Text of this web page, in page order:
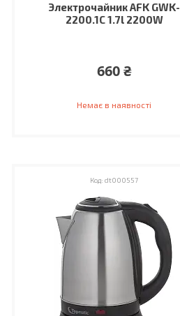
Электрочайник AFK GWK-
2200.1C 1.7l 2200W
660 ₴
Немає в наявності
dt000557